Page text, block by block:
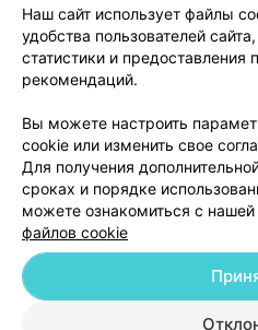
Вакансии
Написать
Обработка
© 2026 ООО «Артокс Лаб», УНП
Наш сайт использует файлы
удобства пользователей
статистики и предоставления
рекомендаций.
Вы можете настроить
cookie или изменить свое
Для получения
сроках и порядке
можете ознакомиться с нашей
файлов cookie